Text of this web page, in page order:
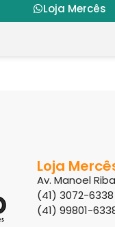
Loja Mercês
Loja
Av. Manoel
(41) 3072-6338
(41) 99801-